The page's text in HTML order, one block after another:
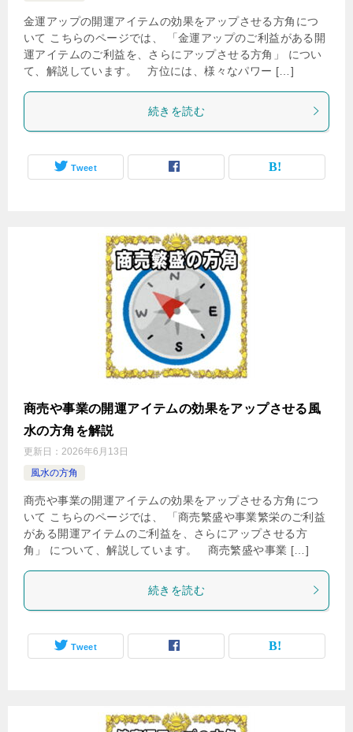
金運アップの開運アイテムの効果をアップさせる方角につ
いて こちらのページでは、 「金運アップのご利益がある開
運アイテムのご利益を、さらにアップさせる方角」 につい
て、解説しています。 方位には、様々なパワー […]
続きを読む
Tweet
商売や事業の開運アイテムの効果をアップさせる風
水の方角を解説
更新日： 2026年6月13日
風水の方角
商売や事業の開運アイテムの効果をアップさせる方角につ
いて こちらのページでは、 「商売繁盛や事業繁栄のご利益
がある開運アイテムのご利益を、さらにアップさせる方
角」 について、解説しています。 商売繁盛や事業 […]
続きを読む
Tweet